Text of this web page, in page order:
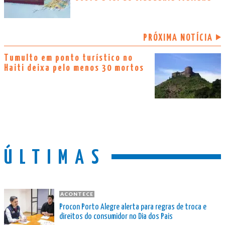
PRÓXIMA NOTÍCIA
Tumulto em ponto turístico no
Haiti deixa pelo menos 30 mortos
ÚLTIMAS
ACONTECE
Procon Porto Alegre alerta para regras de troca e
direitos do consumidor no Dia dos Pais